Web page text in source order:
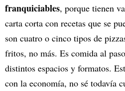
franquiciables, porque tienen
carta corta con recetas que se
son cuatro o cinco tipos de
fritos, no más. Es comida al
distintos espacios y formatos.
con la economía, no sé todavía